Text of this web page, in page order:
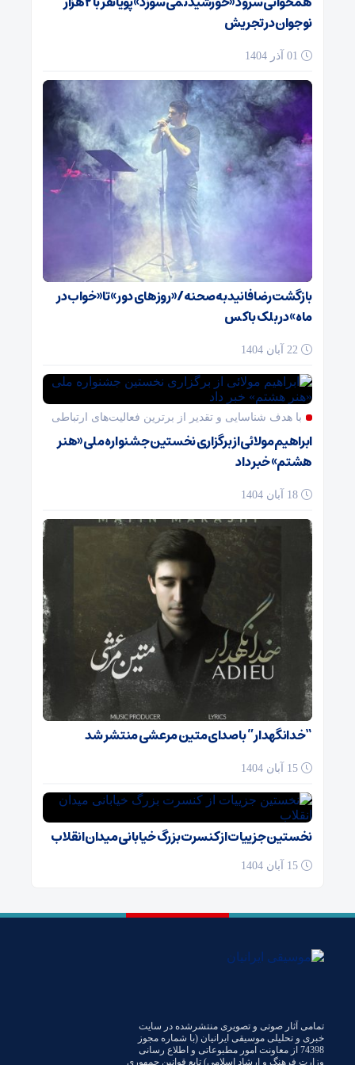
نوجوان در تجریش
بازگشت رضا فانید به صحنه/ «روزهای دور» تا «خواب در
ماه» در بلک باکس
با هدف شناسایی و تقدیر از برترین فعالیت‌های ارتباطی
ابراهیم مولائی از برگزاری نخستین جشنواره ملی «هنر
هشتم» خبر داد
“خدانگهدار” با صدای متین مرعشی منتشر شد
نخستین جزییات از کنسرت بزرگ خیابانی میدان انقلاب
تمامی آثار صوتی و تصویری منتشرشده در سایت
خبری و تحلیلی موسیقی ایرانیان (با شماره مجوز
74398 از معاونت امور مطبوعاتی و اطلاع رسانی
وزارت فرهنگ و ارشاد اسلامی) تابع قوانین جمهوری